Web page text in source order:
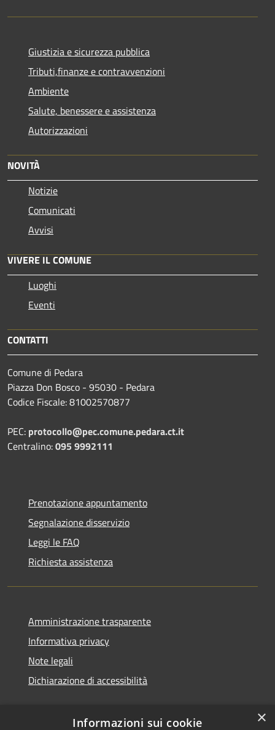
Giustizia e sicurezza pubblica
Tributi,finanze e contravvenzioni
Ambiente
Salute, benessere e assistenza
Autorizzazioni
NOVITÀ
Notizie
Comunicati
Avvisi
VIVERE IL COMUNE
Luoghi
Eventi
CONTATTI
Comune di Pedara
Piazza Don Bosco - 95030 - Pedara
Codice Fiscale: 81002570877
PEC: protocollo@pec.comune.pedara.ct.it
Centralino:095 9992111
Prenotazione appuntamento
Segnalazione disservizio
Leggi le FAQ
Richiesta assistenza
Amministrazione trasparente
Informativa privacy
Note legali
Dichiarazione di accessibilità
×
Informazioni sui cookie